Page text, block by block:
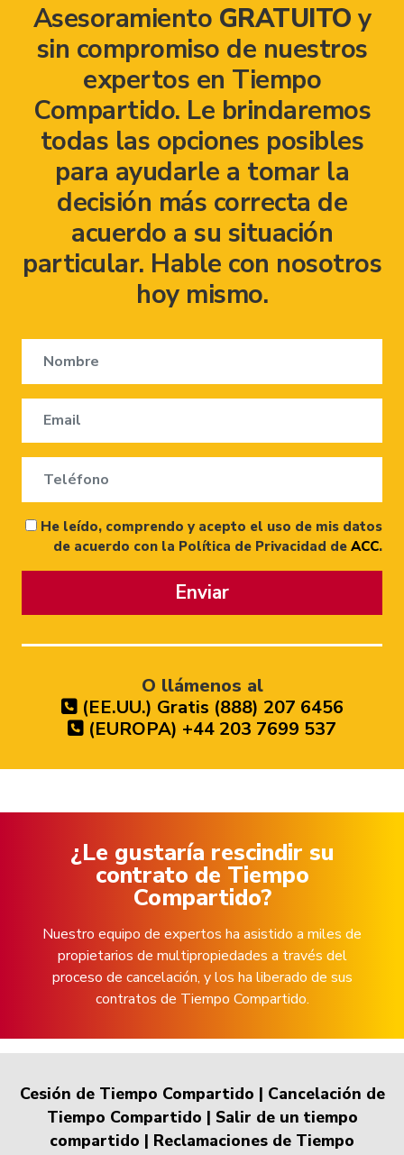
Asesoramiento GRATUITO y
sin compromiso de nuestros
expertos en Tiempo
Compartido. Le brindaremos
todas las opciones posibles
para ayudarle a tomar la
decisión más correcta de
acuerdo a su situación
particular. Hable con nosotros
hoy mismo.
He leído, comprendo y acepto el uso de mis datos
de acuerdo con la Política de Privacidad de ACC.
Enviar
O llámenos al
(EE.UU.) Gratis (888) 207 6456
(EUROPA) +44 203 7699 537
¿Le gustaría rescindir su
contrato de Tiempo
Compartido?
Nuestro equipo de expertos ha asistido a miles de
propietarios de multipropiedades a través del
proceso de cancelación, y los ha liberado de sus
contratos de Tiempo Compartido.
Cesión de Tiempo Compartido | Cancelación de
Tiempo Compartido | Salir de un tiempo
compartido | Reclamaciones de Tiempo